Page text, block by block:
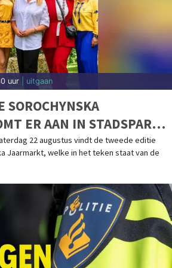
1 augustus rond 04.40 kwam een melding
aan de Korenmolen in Hoorn. Ter
uur| specials